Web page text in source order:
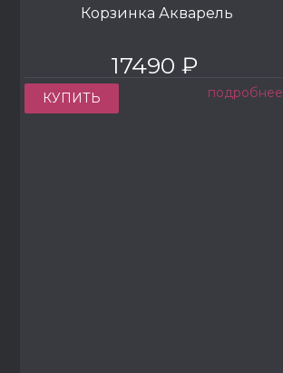
Корзинка Акварель
17490 ₽
КУПИТЬ подробнее